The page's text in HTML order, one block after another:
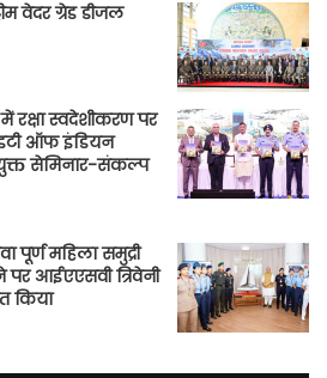
वेदर ग्रेड डीजल
में रक्षा स्वदेशीकरण पर
ऑफ इंडियन
सेमिनार-संकल्प
पूर्ण महिला समुद्री
पर आईएएसवी त्रिवेनी
किया